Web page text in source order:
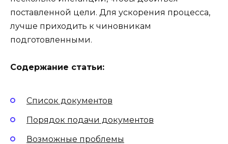
поставленной цели. Для ускорения процесса,
лучше приходить к чиновникам
подготовленными.
Содержание статьи:
Список документов
Порядок подачи документов
Возможные проблемы